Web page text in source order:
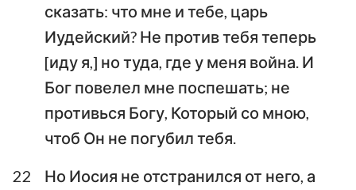
сказать: что мне и тебе, царь
Иудейский? Не против тебя теперь
[иду я,] но туда, где у меня война. И
Бог повелел мне поспешать; не
противься Богу, Который со мною,
чтоб Он не погубил тебя.
22
Но Иосия не отстранился от него, а